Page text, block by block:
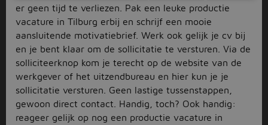
er geen tijd te verliezen. Pak een leuke productie
vacature in Tilburg erbij en schrijf een mooie
aansluitende motivatiebrief. Werk ook gelijk je cv bij
en je bent klaar om de sollicitatie te versturen. Via de
solliciteerknop kom je terecht op de website van de
werkgever of het uitzendbureau en hier kun je je
sollicitatie versturen. Geen lastige tussenstappen,
gewoon direct contact. Handig, toch? Ook handig:
reageer gelijk op nog een productie vacature in